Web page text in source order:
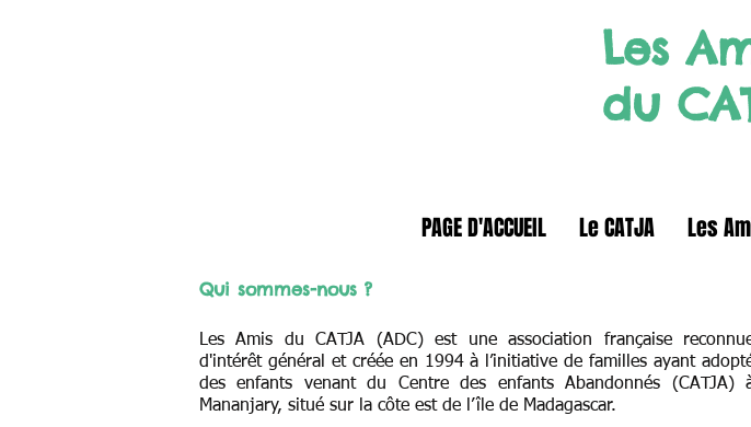
Les
du
PAGE D'ACCUEIL Le CATJA Les
Qui sommes-nous ?
Les Amis du CATJA (ADC) est une association française
d'intérêt général et créée en 1994 à l’initiative de familles ayant
des enfants venant du Centre des enfants Abandonnés (CATJA)
Mananjary, situé sur la côte est de l’île de Madagascar.